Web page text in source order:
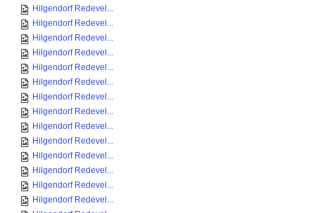
Hilgendorf Redevel...
Hilgendorf Redevel...
Hilgendorf Redevel...
Hilgendorf Redevel...
Hilgendorf Redevel...
Hilgendorf Redevel...
Hilgendorf Redevel...
Hilgendorf Redevel...
Hilgendorf Redevel...
Hilgendorf Redevel...
Hilgendorf Redevel...
Hilgendorf Redevel...
Hilgendorf Redevel...
Hilgendorf Redevel...